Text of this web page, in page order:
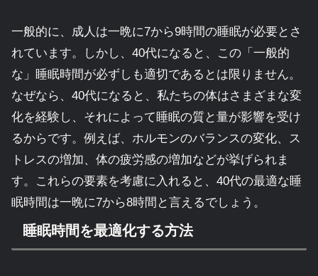
一般的に、成人は一晩に7から9時間の睡眠が必要とさ
れています。しかし、40代になると、この「一般的
な」睡眠時間が必ずしも適切であるとは限りません。
なぜなら、40代になると、私たちの体はさまざまな変
化を経験し、それによって睡眠の質と量が影響を受け
るからです。例えば、ホルモンのバランスの変化、ス
トレスの増加、体の疲労感の増加などが挙げられま
す。これらの要素を考慮に入れると、40代の最適な睡
眠時間は一晩に7から8時間と言えるでしょう。
睡眠時間を最適化する方法